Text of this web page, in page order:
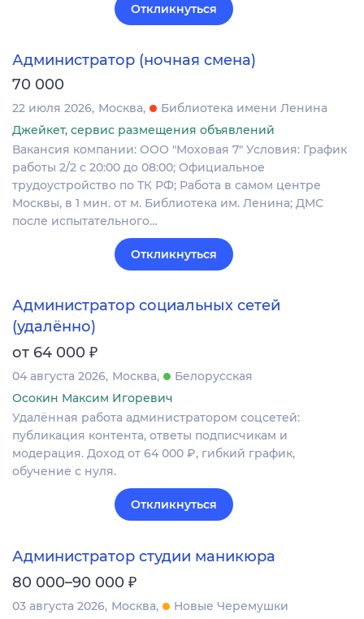
Откликнуться
Администратор (ночная смена)
70 000
22 июля 2026 Москва
Библиотека имени Ленина
Джейкет, сервис размещения объявлений
Вакансия компании: ООО "Моховая 7" Условия: График
работы 2/2 с 20:00 до 08:00; Официальное
трудоустройство по ТК РФ; Работа в самом центре
Москвы, в 1 мин. от м. Библиотека им. Ленина; ДМС
после испытательного…
Откликнуться
Администратор социальных сетей
(удалённо)
от 64 000 ₽
04 августа 2026 Москва
Белорусская
Осокин Максим Игоревич
Удалённая работа администратором соцсетей:
публикация контента, ответы подписчикам и
модерация. Доход от 64 000 ₽, гибкий график,
обучение с нуля.
Откликнуться
Администратор студии маникюра
80 000–90 000 ₽
03 августа 2026 Москва
Новые Черемушки